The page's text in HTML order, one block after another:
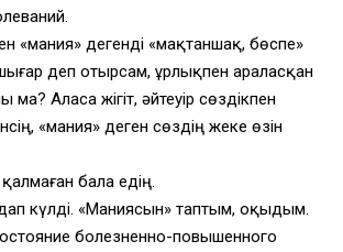
«мания» дегенді «мақтаншақ, бөспе»
деп отырсам, ұрлықпен араласқан
ма? Аласа жігіт, әйтеуір сөздікпен
«мания» деген сөздің жеке өзін
бала едің.
күлді. «Маниясын» таптым, оқыдым.
болезненно-повышенного